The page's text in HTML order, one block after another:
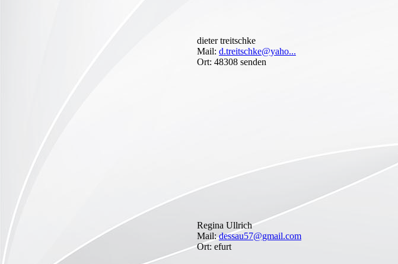
dieter treitschke
Mail: d.treitschke@yaho...
Ort: 48308 senden
Regina Ullrich
Mail:dessau57@gmail.com
Ort: efurt